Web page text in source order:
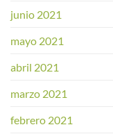
junio 2021
mayo 2021
abril 2021
marzo 2021
febrero 2021